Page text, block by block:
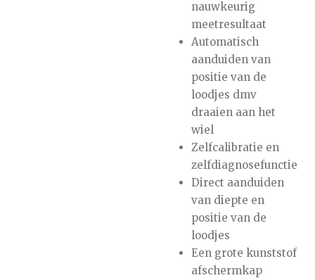
nauwkeurig
meetresultaat
Automatisch
aanduiden van
positie van de
loodjes dmv
draaien aan het
wiel
Zelfcalibratie en
zelfdiagnosefunctie
Direct aanduiden
van diepte en
positie van de
loodjes
Een grote kunststof
afschermkap